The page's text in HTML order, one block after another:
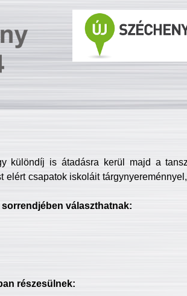
különdíj is átadásra kerül majd a
csapatok iskoláit
választhatnak:
részesülnek: